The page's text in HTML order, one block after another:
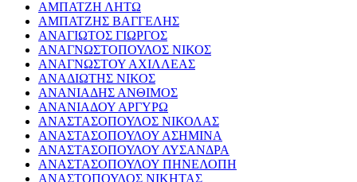
ΑΜΠΑΤΖΗ ΛΗΤΩ
ΑΜΠΑΤΖΗΣ ΒΑΓΓΕΛΗΣ
ΑΝΑΓΙΩΤΟΣ ΓΙΩΡΓΟΣ
ΑΝΑΓΝΩΣΤΟΠΟΥΛΟΣ ΝΙΚΟΣ
ΑΝΑΓΝΩΣΤΟΥ ΑΧΙΛΛΕΑΣ
ΑΝΑΔΙΩΤΗΣ ΝΙΚΟΣ
ΑΝΑΝΙΑΔΗΣ ΑΝΘΙΜΟΣ
ΑΝΑΝΙΑΔΟΥ ΑΡΓΥΡΩ
ΑΝΑΣΤΑΣΟΠΟΥΛΟΣ ΝΙΚΟΛΑΣ
ΑΝΑΣΤΑΣΟΠΟΥΛΟΥ ΑΣΗΜΙΝΑ
ΑΝΑΣΤΑΣΟΠΟΥΛΟΥ ΛΥΣΑΝΔΡΑ
ΑΝΑΣΤΑΣΟΠΟΥΛΟΥ ΠΗΝΕΛΟΠΗ
ΑΝΑΣΤΟΠΟΥΛΟΣ ΝΙΚΗΤΑΣ